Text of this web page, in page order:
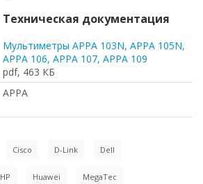
Техническая документация
Мультиметры АРРА 103N, АРРА 105N,
АРРА 106, APPA 107, APPA 109
pdf, 463 КБ
APPA
Cisco D-Link Dell
HP Huawei MegaTec